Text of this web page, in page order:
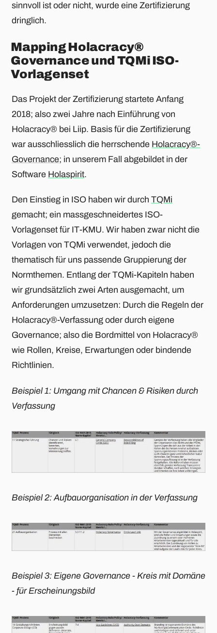
sinnvoll ist oder nicht, wurde eine Zertifizierung
dringlich.
Mapping Holacracy®
Governance und TQMi ISO-
Vorlagenset
Das Projekt der Zertifizierung startete Anfang
2018; also zwei Jahre nach Einführung von
Holacracy® bei Liip. Basis für die Zertifizierung
war ausschliesslich die herrschende Holacracy®-
Governance; in unserem Fall abgebildet in der
Software Holaspirit.
Den Einstieg in ISO haben wir durch TQMi
gemacht; ein massgeschneidertes ISO-
Vorlagenset für IT-KMU. Wir haben zwar nicht die
Vorlagen von TQMi verwendet, jedoch die
thematisch für uns passende Gruppierung der
Normthemen. Entlang der TQMi-Kapiteln haben
wir grundsätzlich zwei Arten ausgemacht, um
Anforderungen umzusetzen: Durch die Regeln der
Holacracy®-Verfassung oder durch eigene
Governance; also die Bordmittel von Holacracy®
wie Rollen, Kreise, Erwartungen oder bindende
Richtlinien.
Beispiel 1: Umgang mit Chancen & Risiken durch
Verfassung
Beispiel 2: Aufbauorganisation in der Verfassung
Beispiel 3: Eigene Governance - Kreis mit Domäne
- für Erscheinungsbild